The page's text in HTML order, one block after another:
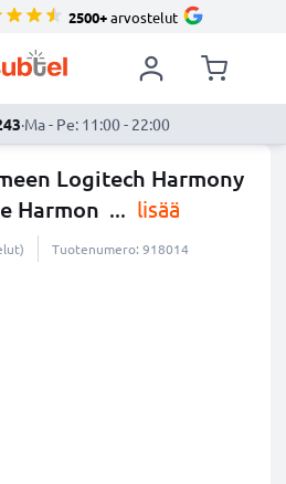
2500+arvostelut
·Ma - Pe: 11:00 - 22:00
Logitech Harmony
Harmon ... lisää
Tuotenumero: 918014